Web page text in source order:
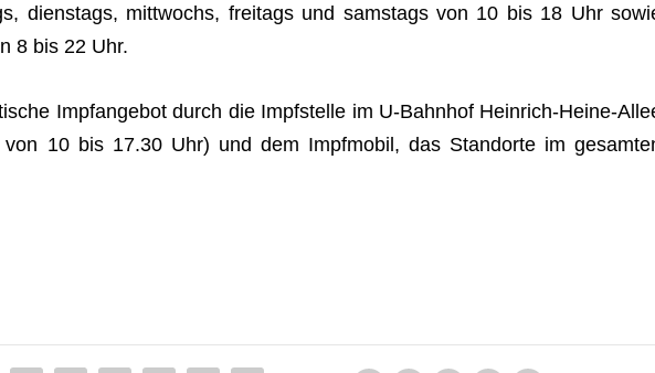
diens­tags, mitt­wochs, frei­tags und sams­tags von 10 bis 18 Uhr
8 bis 22 Uhr.
Impf­an­ge­bot durch die Impf­stelle im U‑Bahnhof Hein­rich-Heine-
10 bis 17.30 Uhr) und dem Impf­mo­bil, das Stand­orte im